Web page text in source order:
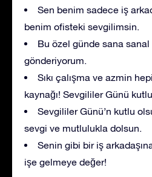
Sen benim sadece iş
benim ofisteki sevgilimsin.
Bu özel günde sana sanal
gönderiyorum.
Sıkı çalışma ve azmin
kaynağı! Sevgililer Günü
Sevgililer Günü’n kutlu
sevgi ve mutlulukla dolsun.
Senin gibi bir iş
işe gelmeye değer!